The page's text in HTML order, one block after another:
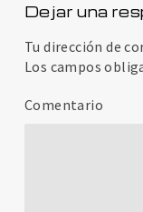
Dejar una
Tu dirección de
Los campos
Comentario